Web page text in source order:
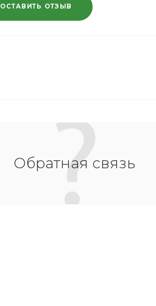
ОСТАВИТЬ ОТЗЫВ
Обратная связь